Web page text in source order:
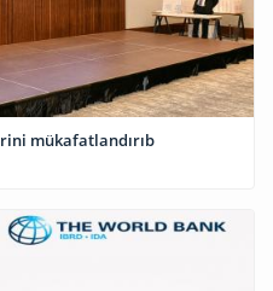
mükafatlandırıb